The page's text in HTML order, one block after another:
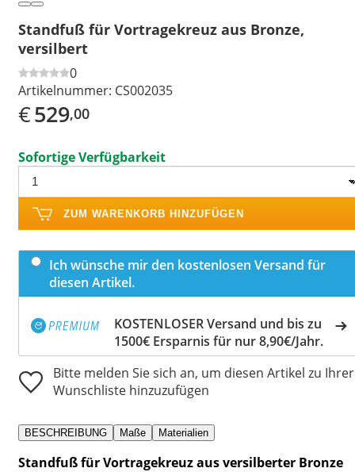
Standfuß für Vortragekreuz aus Bronze,
versilbert
0
Artikelnummer: CS002035
€529,00
Sofortige Verfügbarkeit
ZUM WARENKORB HINZUFÜGEN
Ich wünsche mir den kostenlosen Versand für
diesen Artikel.
KOSTENLOSER Versand und bis zu
1500€ Ersparnis für nur 8,90€/Jahr.
Bitte melden Sie sich an, um diesen Artikel zu Ihrer
Wunschliste hinzuzufügen
BESCHREIBUNG Maße Materialien
Standfuß für Vortragekreuz aus versilberter Bronze